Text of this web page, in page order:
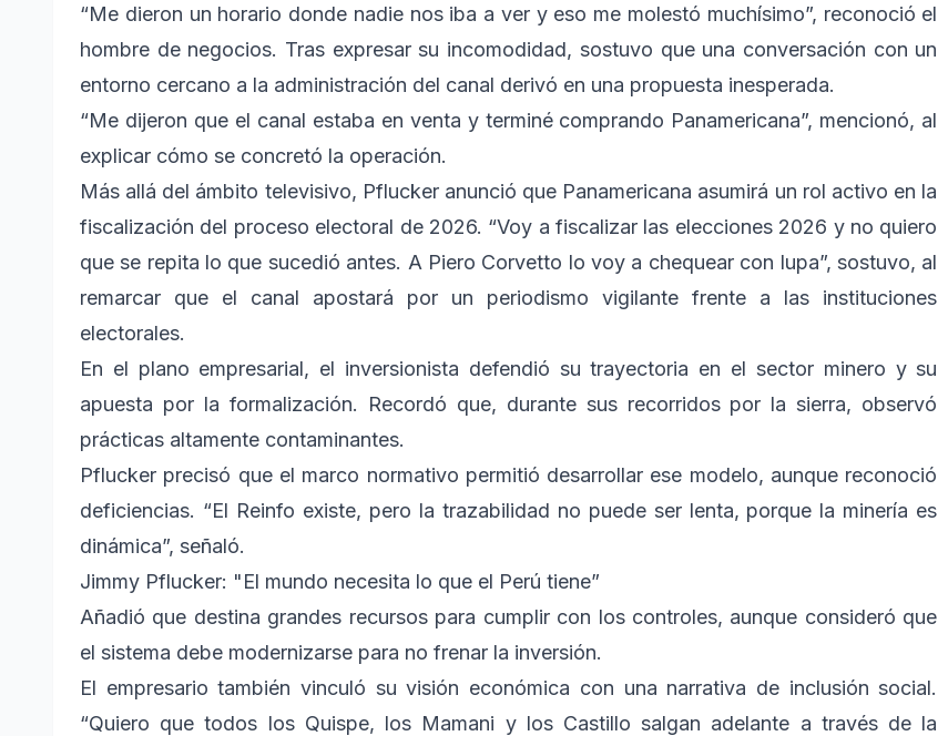
“Me dieron un horario donde nadie nos iba a ver y eso me molestó muchísimo”, reconoció el
hombre de negocios. Tras expresar su incomodidad, sostuvo que una conversación con un
entorno cercano a la administración del canal derivó en una propuesta inesperada.
“Me dijeron que el canal estaba en venta y terminé comprando Panamericana”, mencionó, al
explicar cómo se concretó la operación.
Más allá del ámbito televisivo, Pflucker anunció que Panamericana asumirá un rol activo en la
fiscalización del proceso electoral de 2026. “Voy a fiscalizar las elecciones 2026 y no quiero
que se repita lo que sucedió antes. A Piero Corvetto lo voy a chequear con lupa”, sostuvo, al
remarcar que el canal apostará por un periodismo vigilante frente a las instituciones
electorales.
En el plano empresarial, el inversionista defendió su trayectoria en el sector minero y su
apuesta por la formalización. Recordó que, durante sus recorridos por la sierra, observó
prácticas altamente contaminantes.
Pflucker precisó que el marco normativo permitió desarrollar ese modelo, aunque reconoció
deficiencias. “El Reinfo existe, pero la trazabilidad no puede ser lenta, porque la minería es
dinámica”, señaló.
Jimmy Pflucker: "El mundo necesita lo que el Perú tiene”
Añadió que destina grandes recursos para cumplir con los controles, aunque consideró que
el sistema debe modernizarse para no frenar la inversión.
El empresario también vinculó su visión económica con una narrativa de inclusión social.
“Quiero que todos los Quispe, los Mamani y los Castillo salgan adelante a través de la